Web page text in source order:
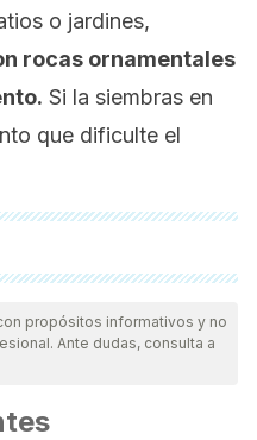
o jardines,
rocas ornamentales
Si la siembras en
que dificulte el
a profundidad por
calidad, confiabilidad,
de este artículo fue
propósitos informativos y no
Ante dudas, consulta a